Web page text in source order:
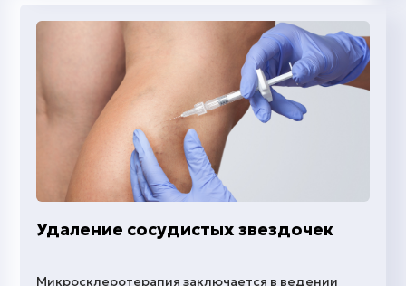
Удаление сосудистых звездочек
Микросклеротерапия заключается в ведении